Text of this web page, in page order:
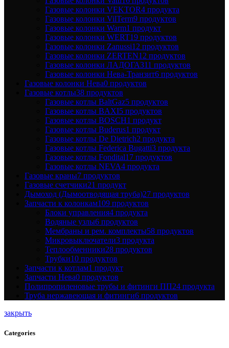
Газовые колонки VEKTOR4 продукта
Газовые колонки VilTerm9 продуктов
Газовые колонки Warm1 продукт
Газовые колонки WERT19 продуктов
Газовые колонки Zanussi12 продуктов
Газовые колонки ZERTEN12 продуктов
Газовые колонки ЛАДОГАЗ11 продуктов
Газовые колонки Нева-Транзит6 продуктов
Газовые колонки Нева0 продуктов
Газовые котлы38 продуктов
Газовые котлы BaltGaz5 продуктов
Газовые котлы BAXI5 продуктов
Газовые котлы BOSCH1 продукт
Газовые котлы Buderus1 продукт
Газовые котлы De Dietrich2 продукта
Газовые котлы Federica Bugatti3 продукта
Газовые котлы Fondital17 продуктов
Газовые котлы NEVA4 продукта
Газовые краны7 продуктов
Газовые счетчики21 продукт
Дымоход (Дымоотводящая труба)27 продуктов
Запчасти к колонкам109 продуктов
Блоки управления4 продукта
Водяные узлы6 продуктов
Мембраны и рем. комплекты58 продуктов
Микровыключатели3 продукта
Теплообменники28 продуктов
Трубки10 продуктов
Запчасти к котлам1 продукт
Запчасти Нева0 продуктов
Полипропиленовые трубы и фитинги ПП24 продукта
Труба нержавеющая и фитинги6 продуктов
закрыть
Categories